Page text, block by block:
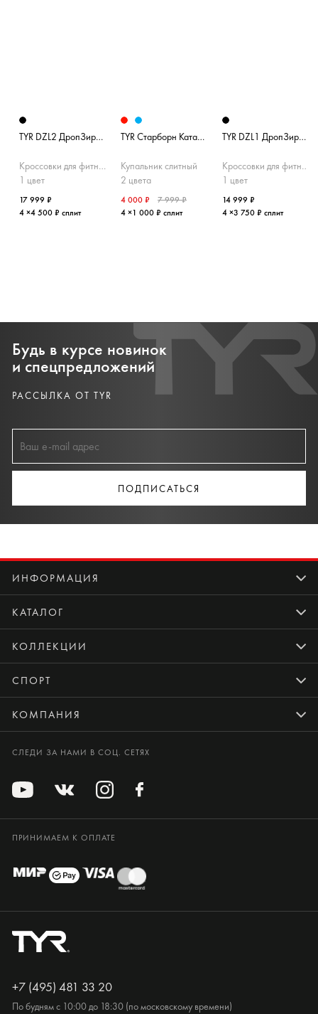
TYR DZL2 ДропЗиро Unisex
Кроссовки для фитнеса
1 цвет
17 999 ₽
4 ×4 500 ₽ сплит
TYR Старборн Катаутфит
Купальник слитный
2 цвета
4 000 ₽
7 999 ₽
4 ×1 000 ₽ сплит
TYR DZL1 ДропЗиро Unisex
Кроссовки для фитнеса
1 цвет
14 999 ₽
4 ×3 750 ₽ сплит
Будь в курсе новинок
и спецпредложений
РАССЫЛКА ОТ TYR
ПОДПИСАТЬСЯ
ИНФОРМАЦИЯ
КАТАЛОГ
КОЛЛЕКЦИИ
СПОРТ
КОМПАНИЯ
СЛЕДИ ЗА НАМИ В СОЦ. СЕТЯХ
ПРИНИМАЕМ К ОПЛАТЕ
+7 (495) 481 33 20
По будням с 10:00 до 18:30 (по московскому времени)